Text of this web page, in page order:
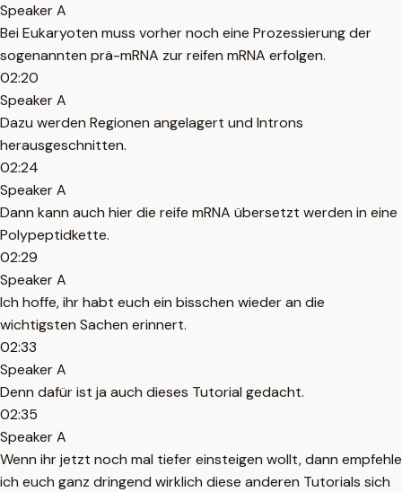
Speaker A
Bei Eukaryoten muss vorher noch eine Prozessierung der
sogenannten prä-mRNA zur reifen mRNA erfolgen.
02:20
Speaker A
Dazu werden Regionen angelagert und Introns
herausgeschnitten.
02:24
Speaker A
Dann kann auch hier die reife mRNA übersetzt werden in eine
Polypeptidkette.
02:29
Speaker A
Ich hoffe, ihr habt euch ein bisschen wieder an die
wichtigsten Sachen erinnert.
02:33
Speaker A
Denn dafür ist ja auch dieses Tutorial gedacht.
02:35
Speaker A
Wenn ihr jetzt noch mal tiefer einsteigen wollt, dann empfehle
ich euch ganz dringend wirklich diese anderen Tutorials sich